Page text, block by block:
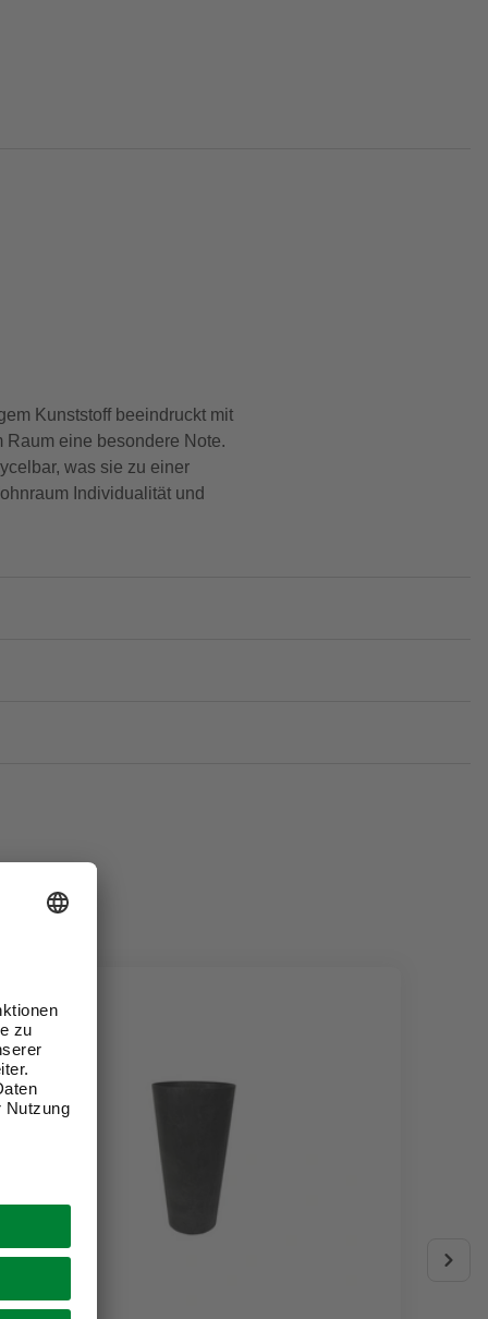
Kunststoff beeindruckt mit
Raum eine besondere Note.
was sie zu einer
Individualität und